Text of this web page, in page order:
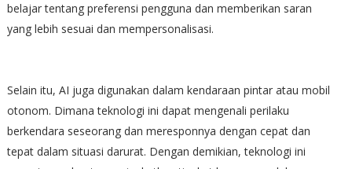
belajar tentang preferensi pengguna dan memberikan saran
yang lebih sesuai dan mempersonalisasi.
Selain itu, AI juga digunakan dalam kendaraan pintar atau mobil
otonom. Dimana teknologi ini dapat mengenali perilaku
berkendara seseorang dan meresponnya dengan cepat dan
tepat dalam situasi darurat. Dengan demikian, teknologi ini